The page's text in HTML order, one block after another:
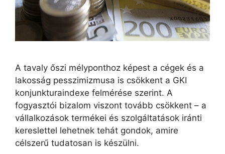
A tavaly őszi mélyponthoz képest a cégek és a
lakosság pesszimizmusa is csökkent a GKI
konjunkturaindexe felmérése szerint. A
fogyasztói bizalom viszont tovább csökkent – a
vállalkozások termékei és szolgáltatások iránti
kereslettel lehetnek tehát gondok, amire
célszerű tudatosan is készülni.